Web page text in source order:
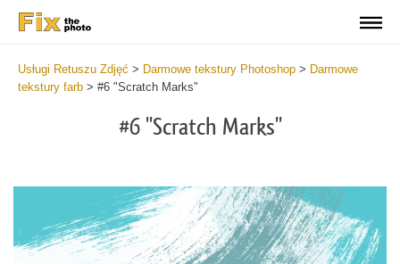
Usługi Retuszu Zdjęć > Darmowe tekstury Photoshop > Darmowe
tekstury farb > #6 "Scratch Marks"
#6 "Scratch Marks"